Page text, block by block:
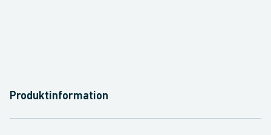
Produktinformation